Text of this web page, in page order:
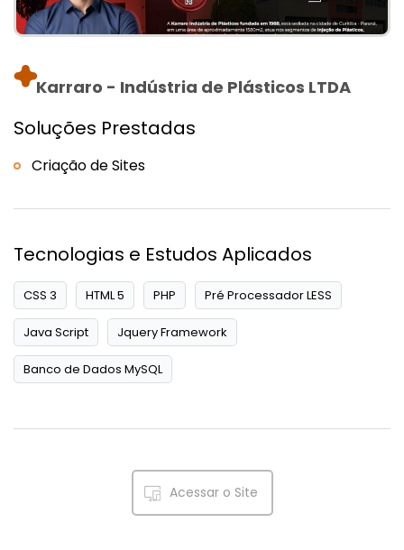
Karraro - Indústria de Plásticos LTDA
Soluções Prestadas
Criação de Sites
Tecnologias e Estudos Aplicados
CSS 3 HTML 5 PHP Pré Processador LESS
Java Script Jquery Framework
Banco de Dados MySQL
Acessar o Site